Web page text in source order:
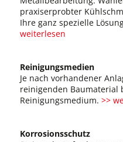
praxiserprobter
Ihre ganz spezielle
weiterlesen
Reinigungsmedien
Je nach vorhandener
reinigenden Baumaterial
Reinigungsmedium. >>
Korrosionsschutz